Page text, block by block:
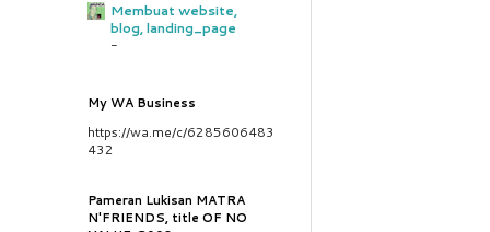
Membuat website,
blog, landing_page
-
My WA Business
https://wa.me/c/6285606483
432
Pameran Lukisan MATRA
N'FRIENDS, title OF NO